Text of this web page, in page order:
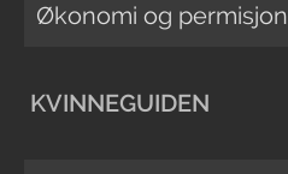
Økonomi og permisjon
KVINNEGUIDEN